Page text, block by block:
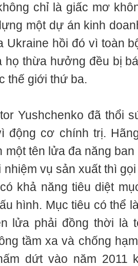
chỉ là giấc mơ
một dự án kinh
Ukraine hồi đó vì toàn
họ thừa hưởng đều bị
thế giới thứ ba.
Yushchenko đã thổi
động cơ chính trị.
một tên lửa đa năng
nhiệm vụ sản xuất thì
khả năng tiêu diệt
hình. Mục tiêu có thể
lửa phải đồng thời là
tầm xa và chống
dứt vào năm 2011